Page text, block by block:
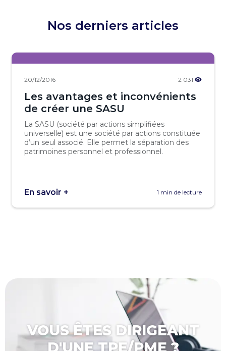
Nos derniers articles
20/12/2016 2 031
Les avantages et inconvénients
de créer une SASU
La SASU (société par actions simplifiées
universelle) est une société par actions constituée
d’un seul associé. Elle permet la séparation des
patrimoines personnel et professionnel.
En savoir + 1 min de lecture
VOUS ÊTES DIRIGEANT
D'UNE TPE/PME ?